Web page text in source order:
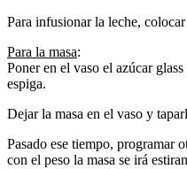
Para infusionar la leche,
Para la masa:
Poner en el vaso el azúcar
espiga.
Dejar la masa en el vaso y
Pasado ese tiempo, programar
con el peso la masa se irá